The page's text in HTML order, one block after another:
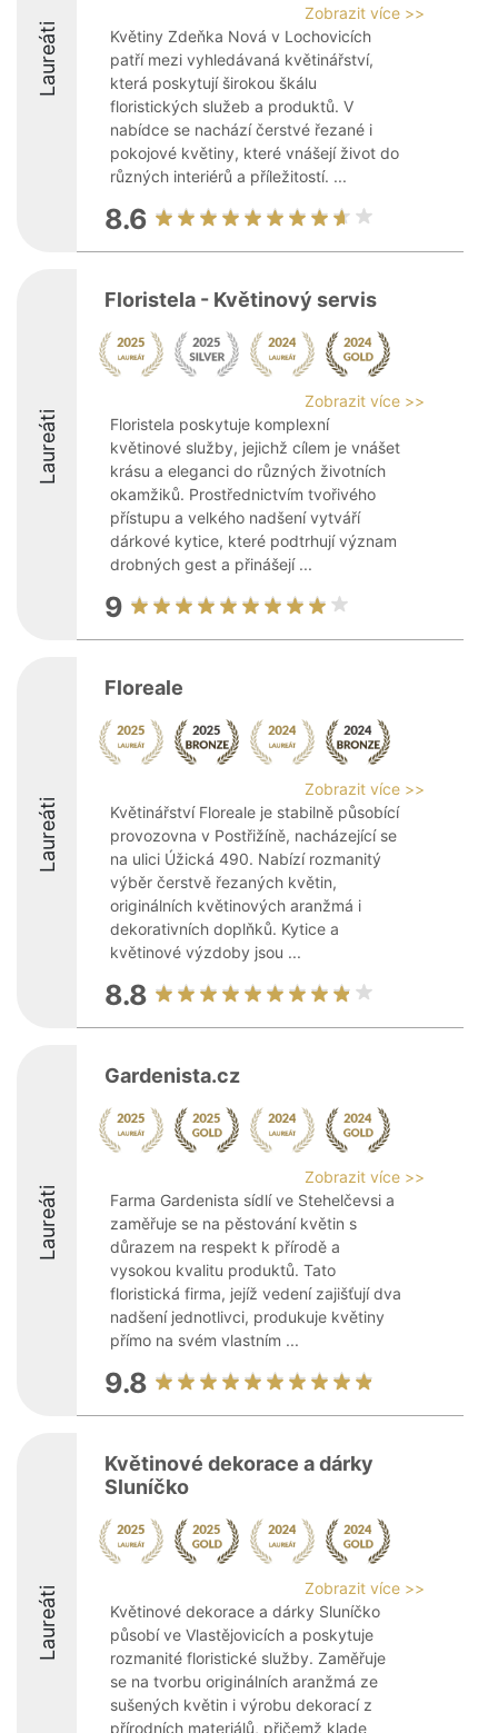
Laureáti
Zobrazit více >>
Květiny Zdeňka Nová v Lochovicích
patří mezi vyhledávaná květinářství,
která poskytují širokou škálu
floristických služeb a produktů. V
nabídce se nachází čerstvé řezané i
pokojové květiny, které vnášejí život do
různých interiérů a příležitostí. ...
8.6
Laureáti
Floristela - Květinový servis
Zobrazit více >>
Floristela poskytuje komplexní
květinové služby, jejichž cílem je vnášet
krásu a eleganci do různých životních
okamžiků. Prostřednictvím tvořivého
přístupu a velkého nadšení vytváří
dárkové kytice, které podtrhují význam
drobných gest a přinášejí ...
9
Laureáti
Floreale
Zobrazit více >>
Květinářství Floreale je stabilně působící
provozovna v Postřižíně, nacházející se
na ulici Úžická 490. Nabízí rozmanitý
výběr čerstvě řezaných květin,
originálních květinových aranžmá i
dekorativních doplňků. Kytice a
květinové výzdoby jsou ...
8.8
Laureáti
Gardenista.cz
Zobrazit více >>
Farma Gardenista sídlí ve Stehelčevsi a
zaměřuje se na pěstování květin s
důrazem na respekt k přírodě a
vysokou kvalitu produktů. Tato
floristická firma, jejíž vedení zajišťují dva
nadšení jednotlivci, produkuje květiny
přímo na svém vlastním ...
9.8
Laureáti
Květinové dekorace a dárky
Sluníčko
Zobrazit více >>
Květinové dekorace a dárky Sluníčko
působí ve Vlastějovicích a poskytuje
rozmanité floristické služby. Zaměřuje
se na tvorbu originálních aranžmá ze
sušených květin i výrobu dekorací z
přírodních materiálů, přičemž klade